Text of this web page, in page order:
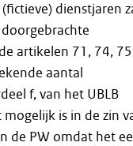
dienstjaren
artikelen 71, 74,
aantal
f, van het UBLB
is in de zin
de PW omdat het